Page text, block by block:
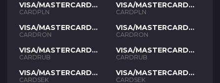
VISA/MASTERCARD
PLN
CARDPLN
VISA/MASTERCARD
RON
CARDRON
VISA/MASTERCARD
RUB
CARDRUB
VISA/MASTERCARD
SEK
CARDSEK
VISA/MASTERCARD
PLN
CARDPLN
VISA/MASTERCARD
RON
CARDRON
VISA/MASTERCARD
RUB
CARDRUB
VISA/MASTERCARD
SEK
CARDSEK